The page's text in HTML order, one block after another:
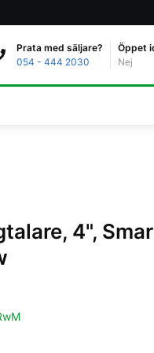
Prata med säljare?
054 - 444 2030
Öppet
Nej
4",